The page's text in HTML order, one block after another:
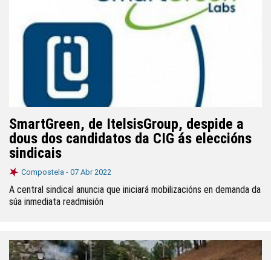
SmartGreen, de ItelsisGroup, despide a
dous dos candidatos da CIG ás eleccións
sindicais
Compostela - 07 Abr 2022
A central sindical anuncia que iniciará mobilizacións en demanda da
súa inmediata readmisión